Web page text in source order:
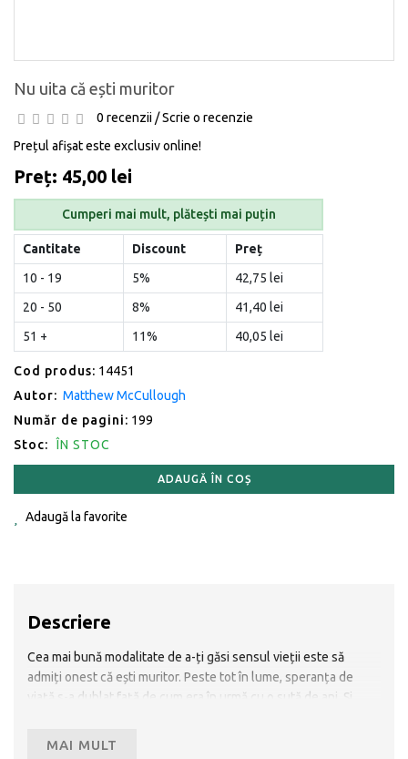
Nu uita că ești muritor
0 recenzii/Scrie o recenzie
Prețul afișat este exclusiv online!
Preț: 45,00 lei
Cumperi mai mult, plătești mai puțin
Cantitate Discount
Preț
10 - 19
5%
42,75 lei
20 - 50
8%
41,40 lei
51 +
11% 40,05 lei
Cod produs: 14451
Autor: Matthew McCullough
Număr de pagini: 199
Stoc:
ÎN STOC
ADAUGĂ ÎN COȘ
Adaugă la favorite
Descriere
Cea mai bună modalitate de a-ți găsi sensul vieții este să
admiți onest că ești muritor. Peste tot în lume, speranța de
viață s-a dublat față de cum era în urmă cu o sută de ani. Și,
avem contact îndeaproape cu moartea. Și asta ne predispune
MAI MULT